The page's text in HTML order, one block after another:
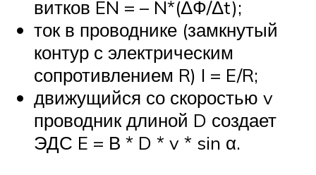
витков EN = – N*(ΔФ/Δt);
ток в проводнике (замкнутый
контур с электрическим
сопротивлением R) I = E/R;
движущийся со скоростью v
проводник длиной D создает
ЭДС E = В * D * v * sin α.